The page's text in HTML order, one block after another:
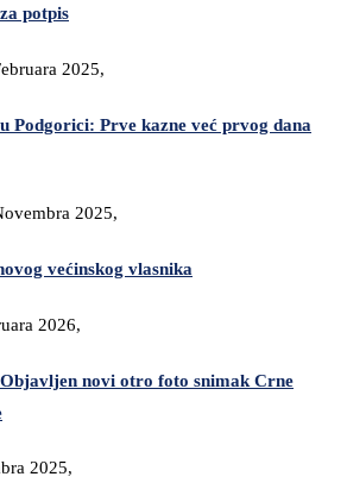
potpis
2025,
Podgorici: Prve kazne već prvog dana
2025,
većinskog vlasnika
2026,
Objavljen novi otro foto snimak Crne
2025,